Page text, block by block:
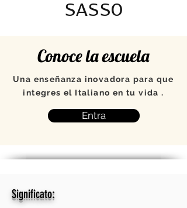
SASSO
Conoce la escuela
Una enseñanza inovadora para que
integres el Italiano en tu vida .
Entra
Significato: